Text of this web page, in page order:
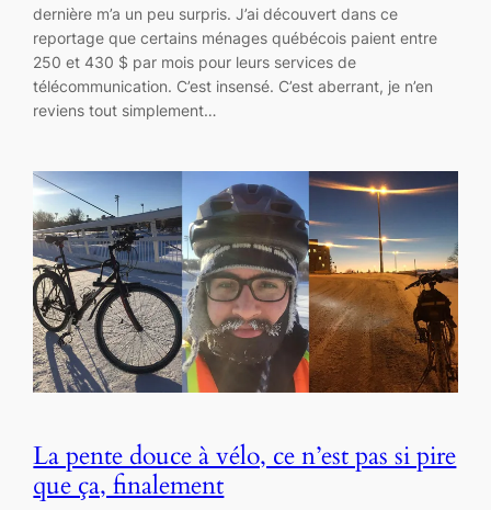
dernière m’a un peu surpris. J’ai découvert dans ce
reportage que certains ménages québécois paient entre
250 et 430 $ par mois pour leurs services de
télécommunication. C’est insensé. C’est aberrant, je n’en
reviens tout simplement…
La pente douce à vélo, ce n’est pas si pire
que ça, finalement